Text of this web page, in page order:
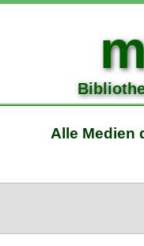
Alle Medien